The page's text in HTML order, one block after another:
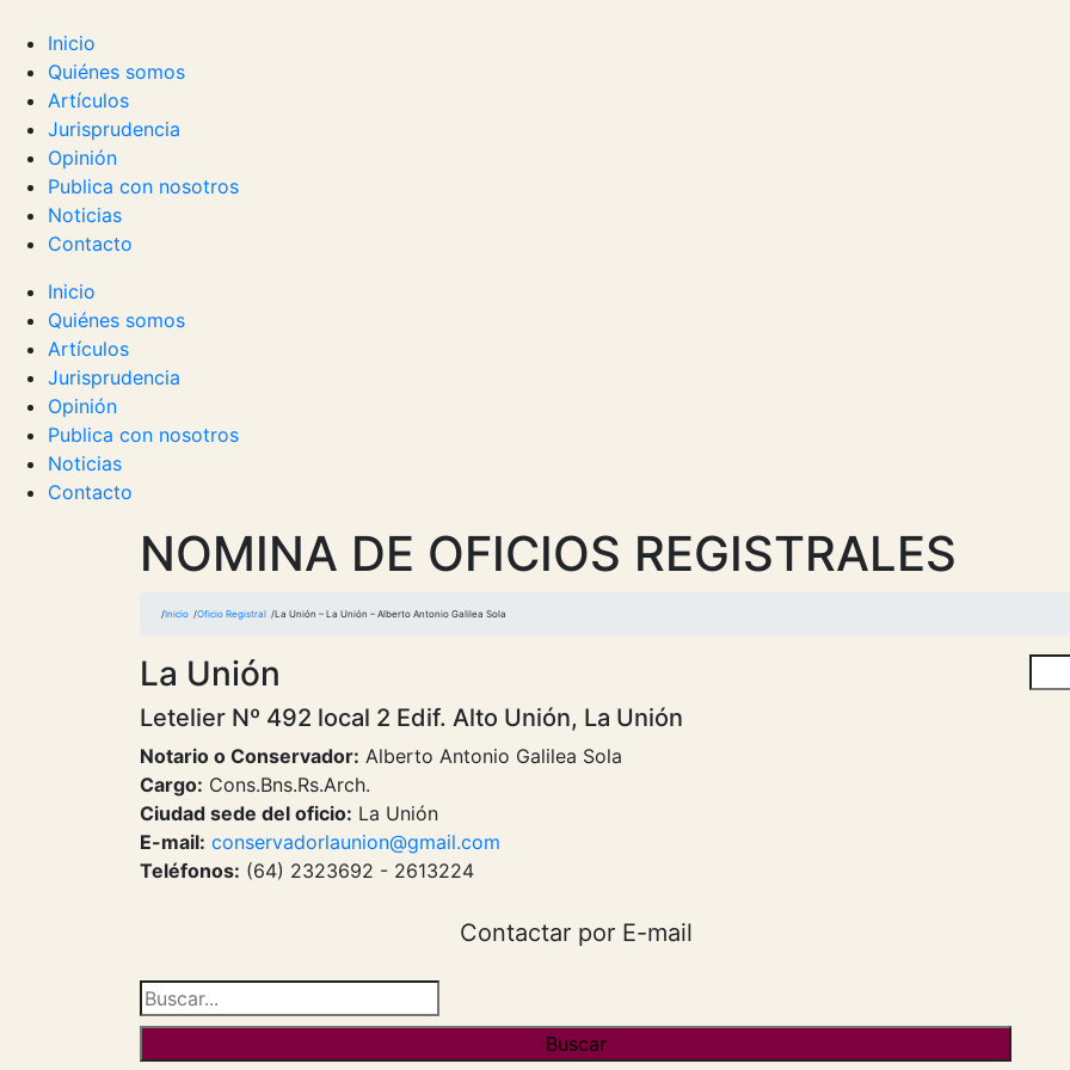
Inicio
Quiénes somos
Artículos
Jurisprudencia
Opinión
Publica con nosotros
Noticias
Contacto
Inicio
Quiénes somos
Artículos
Jurisprudencia
Opinión
Publica con nosotros
Noticias
Contacto
NOMINA DE OFICIOS REGISTRALES
Inicio Oficio Registral La Unión – La Unión – Alberto Antonio Galilea Sola
La Unión
Letelier Nº 492 local 2 Edif. Alto Unión, La Unión
Notario o Conservador: Alberto Antonio Galilea Sola
Cargo: Cons.Bns.Rs.Arch.
Ciudad sede del oficio: La Unión
E-mail: conservadorlaunion@gmail.com
Teléfonos: (64) 2323692 - 2613224
Contactar por E-mail